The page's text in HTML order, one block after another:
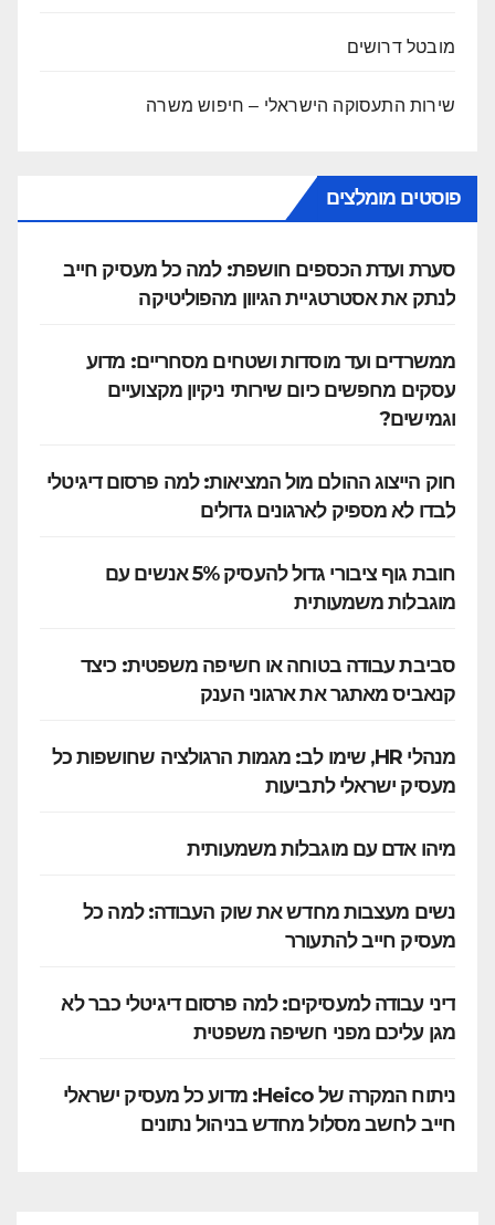
מובטל דרושים
שירות התעסוקה הישראלי – חיפוש משרה
פוסטים מומלצים
סערת ועדת הכספים חושפת: למה כל מעסיק חייב
לנתק את אסטרטגיית הגיוון מהפוליטיקה
ממשרדים ועד מוסדות ושטחים מסחריים: מדוע
עסקים מחפשים כיום שירותי ניקיון מקצועיים
וגמישים?
חוק הייצוג ההולם מול המציאות: למה פרסום דיגיטלי
לבדו לא מספיק לארגונים גדולים
חובת גוף ציבורי גדול להעסיק 5% אנשים עם
מוגבלות משמעותית
סביבת עבודה בטוחה או חשיפה משפטית: כיצד
קנאביס מאתגר את ארגוני הענק
מנהלי HR, שימו לב: מגמות הרגולציה שחושפות כל
מעסיק ישראלי לתביעות
מיהו אדם עם מוגבלות משמעותית
נשים מעצבות מחדש את שוק העבודה: למה כל
מעסיק חייב להתעורר
דיני עבודה למעסיקים: למה פרסום דיגיטלי כבר לא
מגן עליכם מפני חשיפה משפטית
ניתוח המקרה של Heico: מדוע כל מעסיק ישראלי
חייב לחשב מסלול מחדש בניהול נתונים